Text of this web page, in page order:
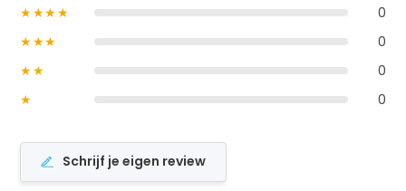
★★★★
0
★★★
0
★★
0
★
0
Schrijf je eigen review